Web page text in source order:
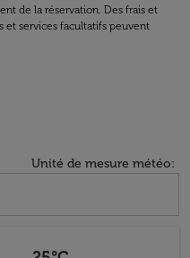
de la réservation. Des frais et
et services facultatifs peuvent
Unité de mesure météo: